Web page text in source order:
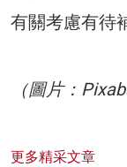
有關考慮有待
（圖片：
更多精采文章